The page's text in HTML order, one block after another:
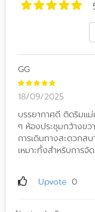
GG
18/09/2025
บรรยากาศดี ติดริมแม่
ๆ ห้องประชุมกว้างข
การเดินทางสะดวกส
เหมาะทั้งสำหรับการ
Upvote 0